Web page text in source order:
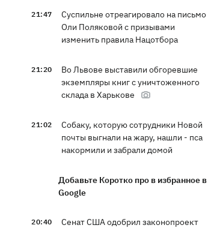
21:47
Суспильне отреагировало на письмо
Оли Поляковой с призывами
изменить правила Нацотбора
21:20
Во Львове выставили обгоревшие
экземпляры книг с уничтоженного
склада в Харькове
21:02
Собаку, которую сотрудники Новой
почты выгнали на жару, нашли - пса
накормили и забрали домой
Добавьте Коротко про в избранное в
Google
20:40
Сенат США одобрил законопроект